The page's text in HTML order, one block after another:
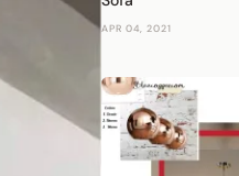
APR 04, 2021